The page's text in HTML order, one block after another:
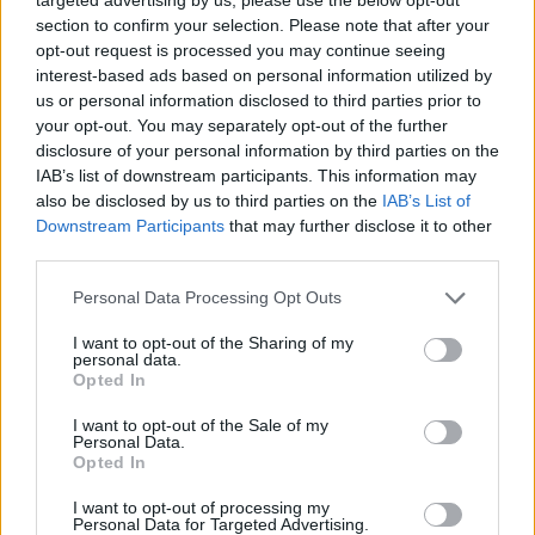
section to confirm your selection. Please note that after your
opt-out request is processed you may continue seeing
interest-based ads based on personal information utilized by
us or personal information disclosed to third parties prior to
your opt-out. You may separately opt-out of the further
disclosure of your personal information by third parties on the
IAB’s list of downstream participants. This information may
also be disclosed by us to third parties on the IAB’s List of
Downstream Participants that may further disclose it to other
Personal Data Processing Opt Outs
I want to opt-out of the Sharing of my
personal data.
Opted In
I want to opt-out of the Sale of my
Personal Data.
Opted In
I want to opt-out of processing my
Personal Data for Targeted Advertising.
Esim for Global
Esim for USA|Esim for Italy| Esim for Spain|Esim